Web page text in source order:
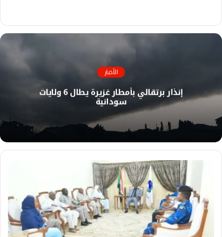
م
و
ع
ا
ل
و
ي
ب
س
ك الأخبار
إنذار برتقالي بأمطار غزيرة يطال 6 ولايات
سودانية